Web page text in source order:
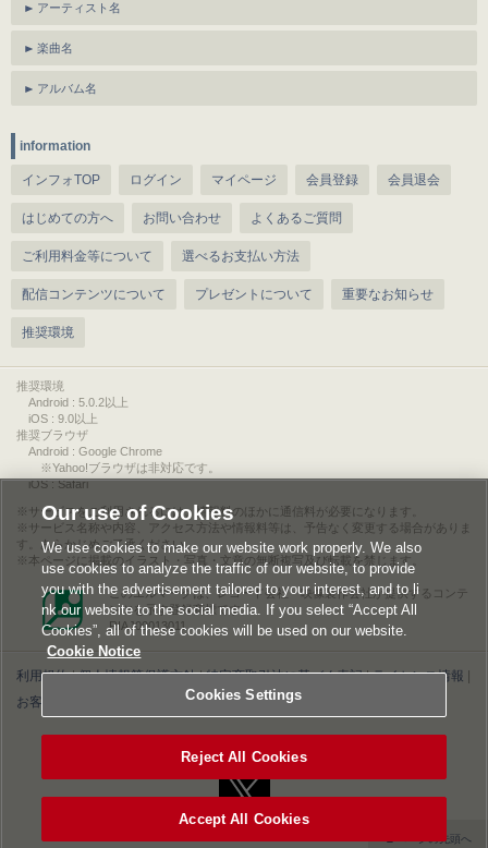
アーティスト名
楽曲名
アルバム名
information
インフォTOP ログイン マイページ 会員登録 会員退会
はじめての方へ お問い合わせ よくあるご質問
ご利用料金等について 選べるお支払い方法
配信コンテンツについて プレゼントについて 重要なお知らせ
推奨環境
推奨環境
Android : 5.0.2以上
iOS : 9.0以上
推奨ブラウザ
Android : Google Chrome
※Yahoo!ブラウザは非対応です。
iOS : Safari
サービスをご利用されるには、情報料のほかに通信料が必要になります。
サービス名称や内容、アクセス方法や情報料等は、予告なく変更する場合がありま
す。あらかじめご了承ください。
本ページに掲載のイラスト・写真・文章の無断複写及び転載を禁じます。
このエルマークは、レコード会社・映像製作会社が提供するコンテ
ンツを示す登録商標です。
RIAJ00013011
利用規約|個人情報等保護方針|特定商取引法に基づく表記|ライセンス情報
お客様情報の外部送信について|Cookies Settings
▲ページの先頭へ
Our use of Cookies
We use cookies to make our website work properly. We also
use cookies to analyze the traffic of our website, to provide
you with the advertisement tailored to your interest, and to li
nk our website to the social media. If you select “Accept All
Cookies”, all of these cookies will be used on our website.
Cookie Notice
Cookies Settings
Reject All Cookies
Accept All Cookies